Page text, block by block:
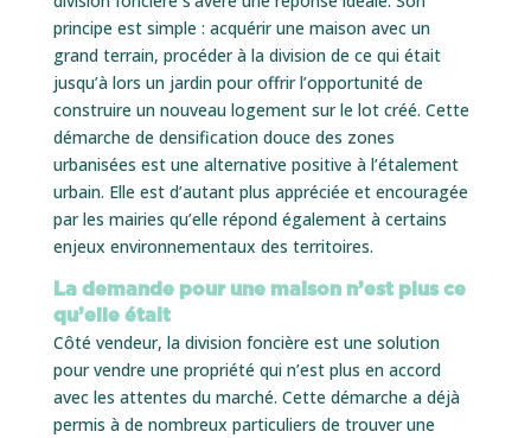
principe est simple : acquérir une maison avec un
grand terrain, procéder à la division de ce qui était
jusqu’à lors un jardin pour offrir l’opportunité de
construire un nouveau logement sur le lot créé. Cette
démarche de densification douce des zones
urbanisées est une alternative positive à l’étalement
urbain. Elle est d’autant plus appréciée et encouragée
par les mairies qu’elle répond également à certains
enjeux environnementaux des territoires.
La demande pour une maison n’est plus ce
qu’elle était
Côté vendeur, la division foncière est une solution
pour vendre une propriété qui n’est plus en accord
avec les attentes du marché. Cette démarche a déjà
permis à de nombreux particuliers de trouver une